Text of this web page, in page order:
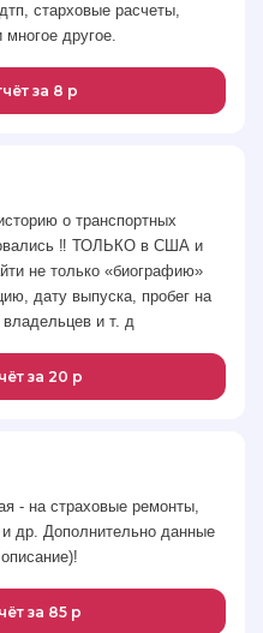
старховые расчеты,
другое.
за 8 р
о транспортных
‼️ ТОЛЬКО в США и
не только «биографию»
дату выпуска, пробег на
и т. д
за 20 р
- на страховые ремонты,
др. Дополнительно данные
за 85 р